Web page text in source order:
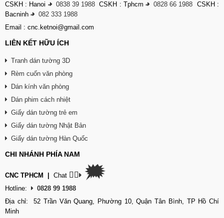
CSKH : Hanoi - 0838 39 1988 CSKH : Tphcm- 0828 66 1988 CSKH :
Bacninh -
082 333 1988
Email : cnc.ketnoi@gmail.com
LIÊN KẾT HỮU ÍCH
Tranh dán tường 3D
Rèm cuốn văn phòng
Dán kính văn phòng
Dán phim cách nhiệt
Giấy dán tường trẻ em
Giấy dán tường Nhật Bản
Giấy dán tường Hàn Quốc
CHI NHÁNH PHÍA NAM
CNC TPHCM Chat 👉🏽 🗯
Hotline:
0828 99 1988
Địa chỉ: 52 Trần Văn Quang, Phường 10, Quận Tân Bình, TP Hồ Chí
Minh